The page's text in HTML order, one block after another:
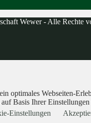
Wewer - Alle Rechte
optimales Webseiten-
Basis Ihrer
Einstellungen